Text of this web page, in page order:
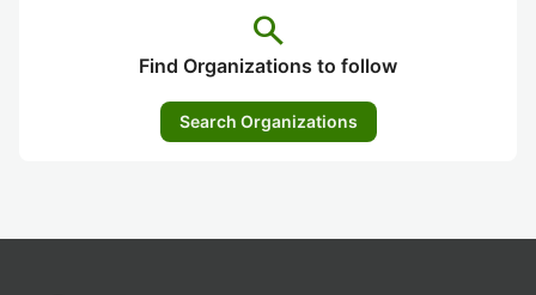
search
Find Organizations to follow
Search Organizations